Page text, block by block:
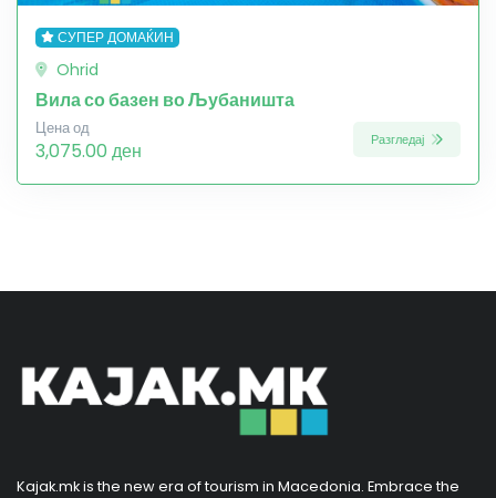
СУПЕР ДОМАЌИН
Ohrid
Вила со базен во Љубаништа
Цена од
3,075.00 ден Разгледај
Kajak.mk is the new era of tourism in Macedonia. Embrace the